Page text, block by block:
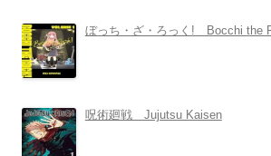
ぼっち・ざ・ろっく! Bocchi the
呪術廻戦 Jujutsu Kaisen